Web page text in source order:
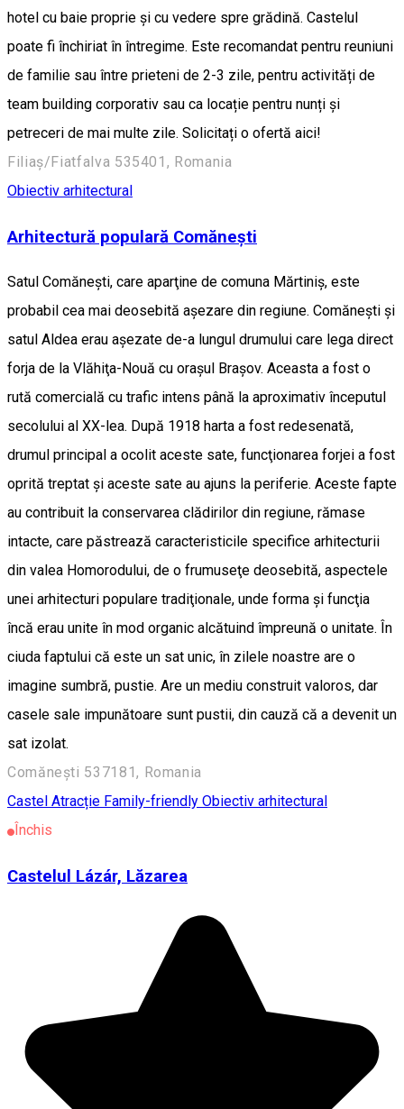
hotel cu baie proprie și cu vedere spre grădină. Castelul
poate fi închiriat în întregime. Este recomandat pentru reuniuni
de familie sau între prieteni de 2-3 zile, pentru activități de
team building corporativ sau ca locație pentru nunți și
petreceri de mai multe zile. Solicitați o ofertă aici!
Filiaș/Fiatfalva 535401, Romania
Obiectiv arhitectural
Arhitectură populară Comănești
Satul Comăneşti, care aparţine de comuna Mărtiniş, este
probabil cea mai deosebită aşezare din regiune. Comăneşti şi
satul Aldea erau aşezate de-a lungul drumului care lega direct
forja de la Vlăhiţa-Nouă cu oraşul Braşov. Aceasta a fost o
rută comercială cu trafic intens până la aproximativ începutul
secolului al XX-lea. După 1918 harta a fost redesenată,
drumul principal a ocolit aceste sate, funcţionarea forjei a fost
oprită treptat şi aceste sate au ajuns la periferie. Aceste fapte
au contribuit la conservarea clădirilor din regiune, rămase
intacte, care păstrează caracteristicile specifice arhitecturii
din valea Homorodului, de o frumuseţe deosebită, aspectele
unei arhitecturi populare tradiţionale, unde forma şi funcţia
încă erau unite în mod organic alcătuind împreună o unitate. În
ciuda faptului că este un sat unic, în zilele noastre are o
imagine sumbră, pustie. Are un mediu construit valoros, dar
casele sale impunătoare sunt pustii, din cauză că a devenit un
sat izolat.
Comănești 537181, Romania
Castel Atracție Family-friendly Obiectiv arhitectural
Închis
Castelul Lázár, Lăzarea